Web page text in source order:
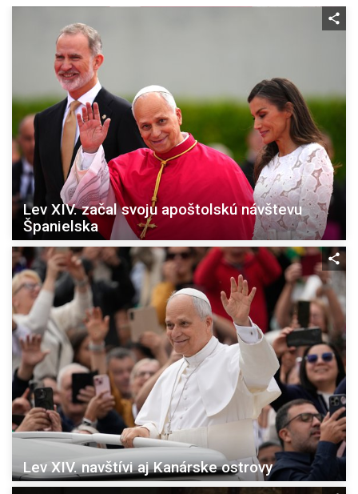
Lev XIV. začal svoju apoštolskú návštevu
Španielska
Lev XIV. navštívi aj Kanárske ostrovy